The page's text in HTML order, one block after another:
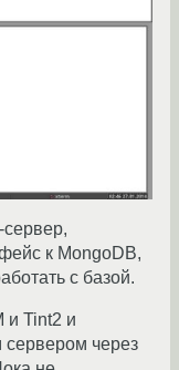
к MongoDB,
с базой.
и Tint2 и
сервером через